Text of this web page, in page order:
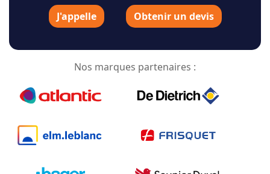
J'appelle Obtenir un devis
Nos marques partenaires :